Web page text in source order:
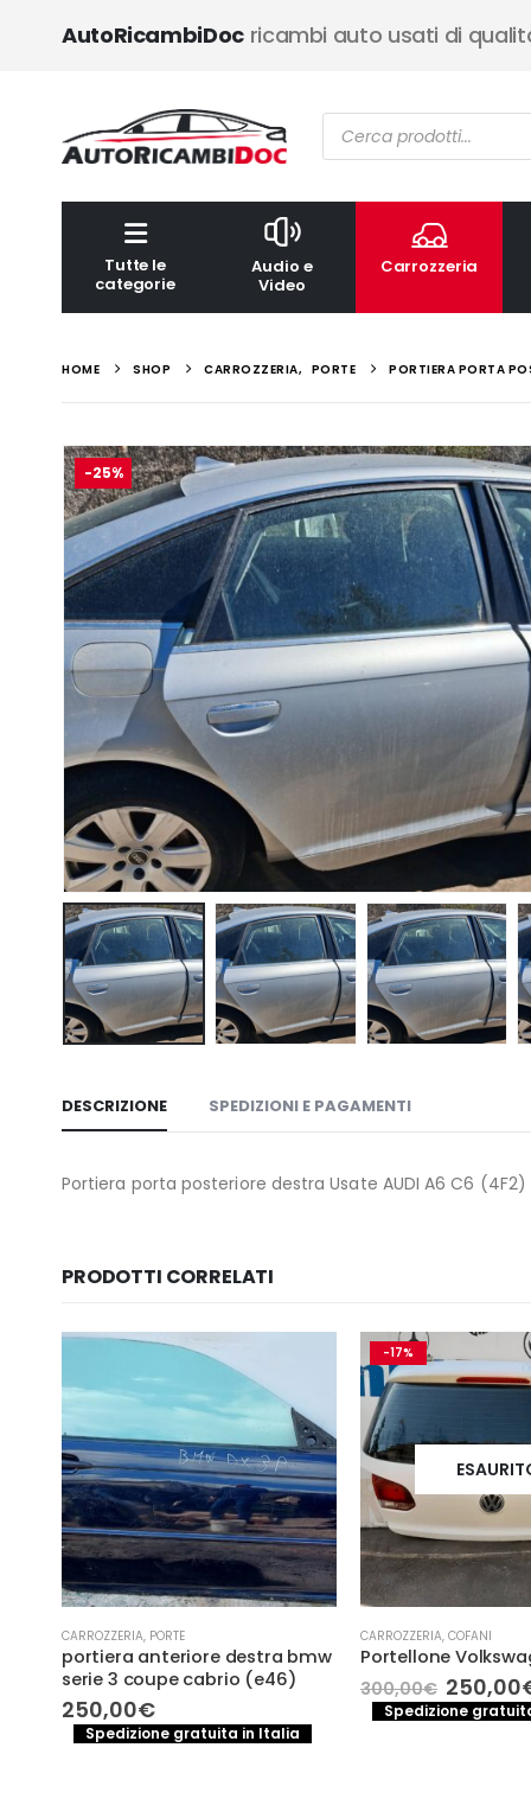
AutoRicambiDocricambi auto usati di
Ricerca
prodotti
Tutte le
categorie
Audio e
Video
Carrozzeria
HOME SHOP CARROZZERIA, PORTE PORTIERA PORTA
-25%
DESCRIZIONE SPEDIZIONI E PAGAMENTI
Portiera porta posteriore destra Usate AUDI A6 C6 (4F2)
PRODOTTI CORRELATI
CARROZZERIA, PORTE
portiera anteriore destra bmw
serie 3 coupe cabrio (e46)
250,00€
Spedizione gratuita in Italia
-17%
CARROZZERIA, COFANI
Portellone
300,00€ Il
prezzo
250,00
Spedizione